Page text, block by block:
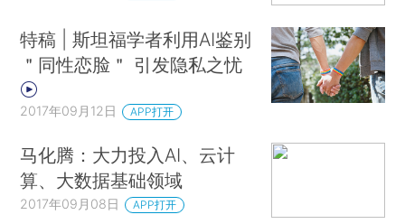
特稿 | 斯坦福学者利用AI鉴别
＂同性恋脸＂ 引发隐私之忧
2017年09月12日 APP打开
马化腾：大力投入AI、云计
算、大数据基础领域
2017年09月08日 APP打开